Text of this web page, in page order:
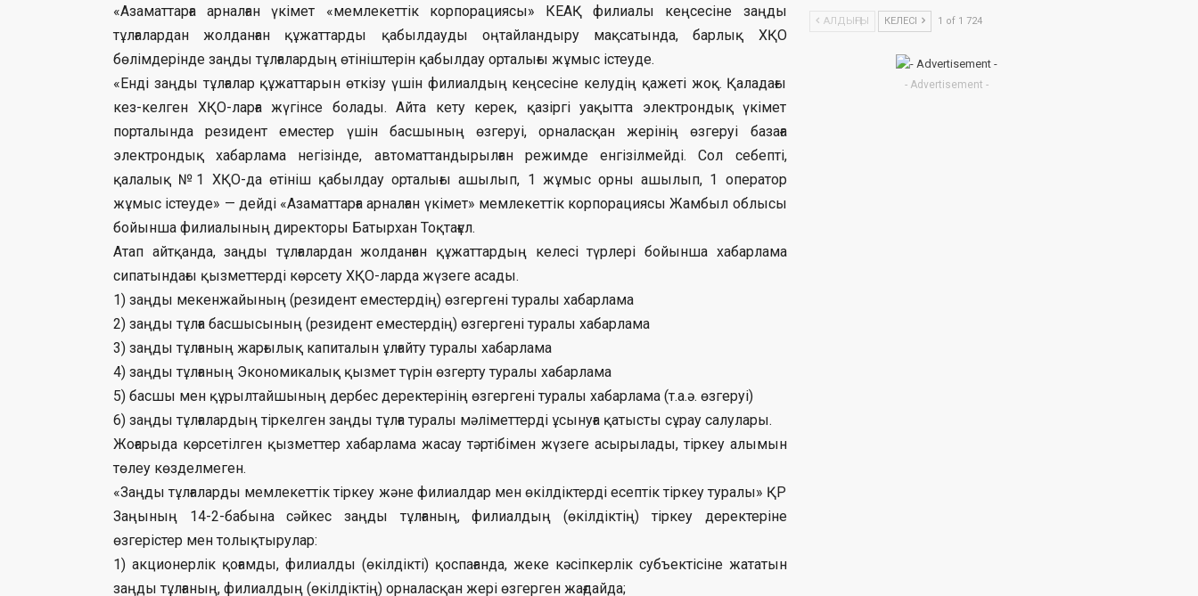
«Азаматтарға арналған үкімет «мемлекеттік корпорациясы» КЕАҚ филиалы кеңсесіне заңды
тұлғалардан жолданған құжаттарды қабылдауды оңтайландыру мақсатында, барлық ХҚО
бөлімдерінде заңды тұлғалардың өтініштерін қабылдау орталығы жұмыс істеуде.
«Енді заңды тұлғалар құжаттарын өткізу үшін филиалдың кеңсесіне келудің қажеті жоқ. Қаладағы
кез-келген ХҚО-ларға жүгінсе болады. Айта кету керек, қазіргі уақытта электрондық үкімет
порталында резидент еместер үшін басшының өзгеруі, орналасқан жерінің өзгеруі базаға
электрондық хабарлама негізінде, автоматтандырылған режимде енгізілмейді. Сол себепті,
қалалық №1 ХҚО-да өтініш қабылдау орталығы ашылып, 1 жұмыс орны ашылып, 1 оператор
жұмыс істеуде» — дейді «Азаматтарға арналған үкімет» мемлекеттік корпорациясы Жамбыл облысы
бойынша филиалының директоры Батырхан Тоқтағұл.
Атап айтқанда, заңды тұлғалардан жолданған құжаттардың келесі түрлері бойынша хабарлама
сипатындағы қызметтерді көрсету ХҚО-ларда жүзеге асады.
1) заңды мекенжайының (резидент еместердің) өзгергені туралы хабарлама
2) заңды тұлға басшысының (резидент еместердің) өзгергені туралы хабарлама
3) заңды тұлғаның жарғылық капиталын ұлғайту туралы хабарлама
4) заңды тұлғаның Экономикалық қызмет түрін өзгерту туралы хабарлама
5) басшы мен құрылтайшының дербес деректерінің өзгергені туралы хабарлама (т.а.ә. өзгеруі)
6) заңды тұлғалардың тіркелген заңды тұлға туралы мәліметтерді ұсынуға қатысты сұрау салулары.
Жоғарыда көрсетілген қызметтер хабарлама жасау тәртібімен жүзеге асырылады, тіркеу алымын
төлеу көзделмеген.
«Заңды тұлғаларды мемлекеттік тіркеу және филиалдар мен өкілдіктерді есептік тіркеу туралы» ҚР
Заңының 14-2-бабына сәйкес заңды тұлғаның, филиалдың (өкілдіктің) тіркеу деректеріне
өзгерістер мен толықтырулар:
1) акционерлік қоғамды, филиалды (өкілдікті) қоспағанда, жеке кәсіпкерлік субъектісіне жататын
заңды тұлғаның, филиалдың (өкілдіктің) орналасқан жері өзгерген жағдайда;
АЛДЫҢҒЫ КЕЛЕСІ 1 of 1 724
- Advertisement -